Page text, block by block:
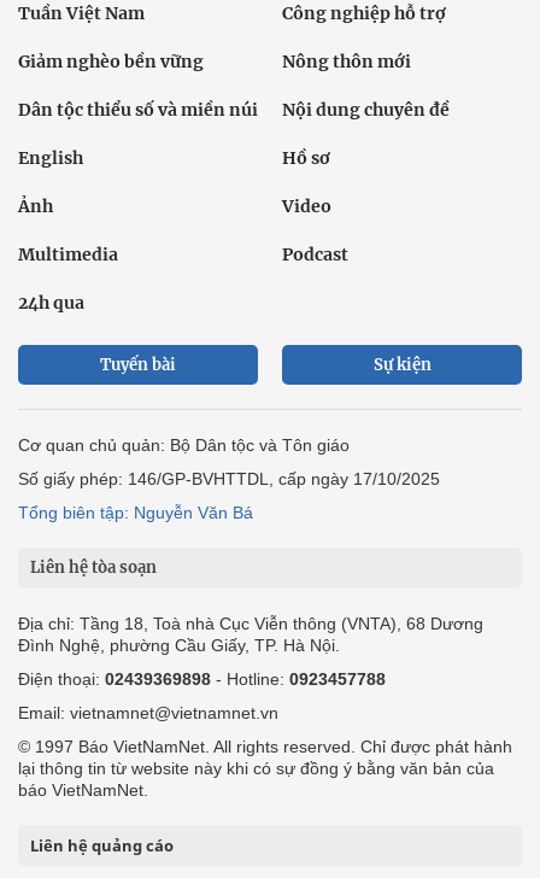
Tuần Việt Nam Công nghiệp hỗ trợ
Giảm nghèo bền vững Nông thôn mới
Dân tộc thiểu số và miền núi Nội dung chuyên đề
English Hồ sơ
Ảnh Video
Multimedia Podcast
24h qua
Tuyến bài Sự kiện
Cơ quan chủ quản: Bộ Dân tộc và Tôn giáo
Số giấy phép: 146/GP-BVHTTDL, cấp ngày 17/10/2025
Tổng biên tập: Nguyễn Văn Bá
Liên hệ tòa soạn
Địa chỉ: Tầng 18, Toà nhà Cục Viễn thông (VNTA), 68 Dương
Đình Nghệ, phường Cầu Giấy, TP. Hà Nội.
Điện thoại: 02439369898 - Hotline: 0923457788
Email: vietnamnet@vietnamnet.vn
© 1997 Báo VietNamNet. All rights reserved. Chỉ được phát hành
lại thông tin từ website này khi có sự đồng ý bằng văn bản của
báo VietNamNet.
Liên hệ quảng cáo